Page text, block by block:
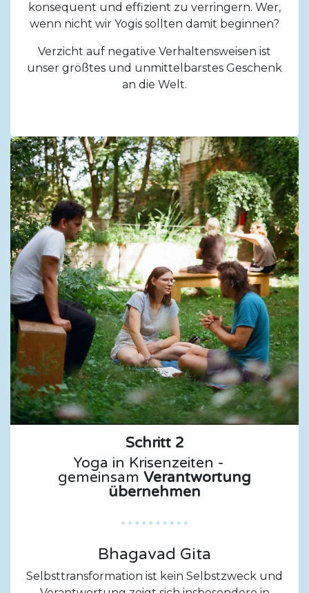
konsequent und effizient zu verringern. Wer,
wenn nicht wir Yogis sollten damit beginnen?
Verzicht auf negative Verhaltensweisen ist
unser größtes und unmittelbarstes Geschenk
an die Welt.
Schritt 2
Yoga in Krisenzeiten -
gemeinsam Verantwortung
übernehmen
Bhagavad Gita
Selbsttransformation ist kein Selbstzweck und